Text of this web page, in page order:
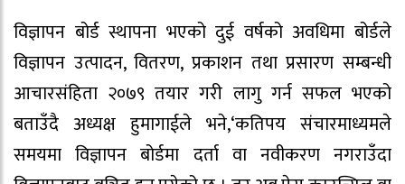
विज्ञापन बोर्ड स्थापना भएको दुई वर्षको अवधिमा बोर्डले
विज्ञापन उत्पादन, वितरण, प्रकाशन तथा प्रसारण सम्बन्धी
आचारसंहिता २०७९ तयार गरी लागु गर्न सफल भएको
बताउँदै अध्यक्ष हुमागाईले भने,‘कतिपय संचारमाध्यमले
समयमा विज्ञापन बोर्डमा दर्ता वा नवीकरण नगराउँदा